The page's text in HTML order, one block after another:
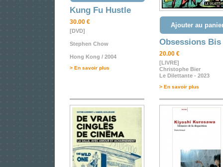
Kung Fu Hustle
30.00 €
[DVD]
Stephen Chow
Hong Kong / 2004
> En savoir plus
Ajouter au
Obsessions Bis
20.00 €
[LIVRE]
Christophe Bier
Le Dilettante - 2023
> En savoir plus